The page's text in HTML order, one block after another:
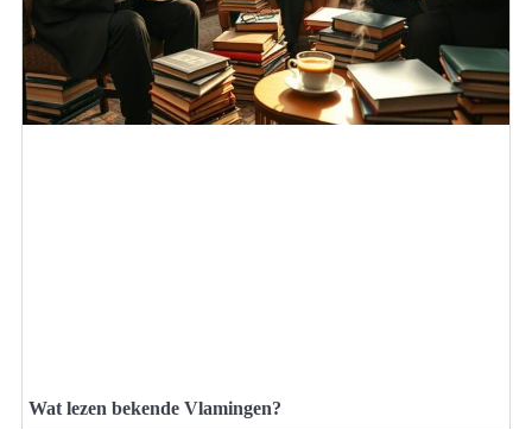
Wat lezen bekende Vlamingen?